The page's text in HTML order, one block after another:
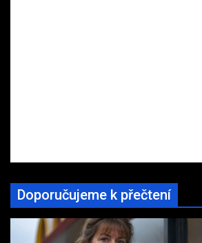
Doporučujeme k přečtení